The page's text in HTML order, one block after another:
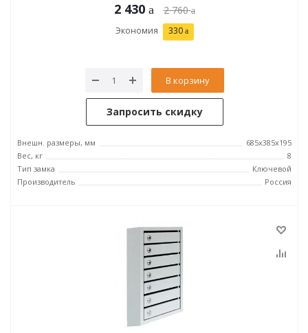
2 430 2 760
Экономия 330
В корзину
Запросить скидку
Внешн. размеры, мм
685х385х195
Вес, кг
8
Тип замка
Ключевой
Производитель
Россия